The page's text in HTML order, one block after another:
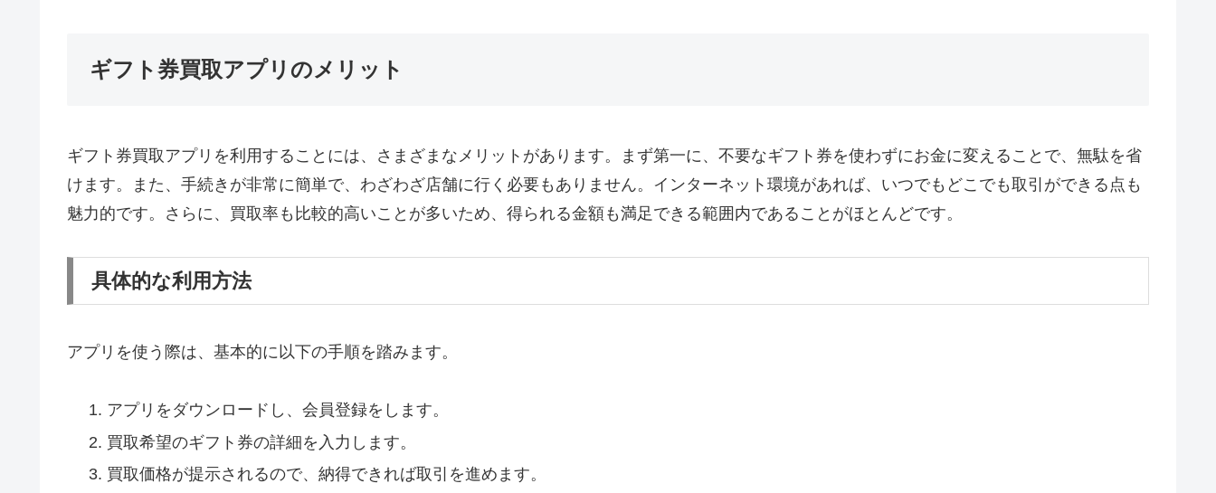
ギフト券買取アプリのメリット
ギフト券買取アプリを利用することには、さまざまなメリットがあります。まず第一に、不要なギフト券を使わずにお金に変えることで、無駄を省
けます。また、手続きが非常に簡単で、わざわざ店舗に行く必要もありません。インターネット環境があれば、いつでもどこでも取引ができる点も
魅力的です。さらに、買取率も比較的高いことが多いため、得られる金額も満足できる範囲内であることがほとんどです。
具体的な利用方法
アプリを使う際は、基本的に以下の手順を踏みます。
アプリをダウンロードし、会員登録をします。
買取希望のギフト券の詳細を入力します。
買取価格が提示されるので、納得できれば取引を進めます。